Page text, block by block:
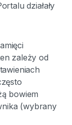
działały
zależy od
bowiem
(wybrany